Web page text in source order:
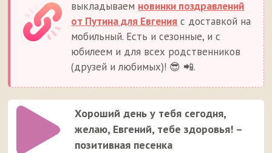
выкладываем новинки поздравлений
от Путина для Евгения с доставкой на
мобильный. Есть и сезонные, и с
юбилеем и для всех родственников
(друзей и любимых)! 😎 📲.
Хороший день у тебя сегодня,
желаю, Евгений, тебе здоровья! –
позитивная песенка